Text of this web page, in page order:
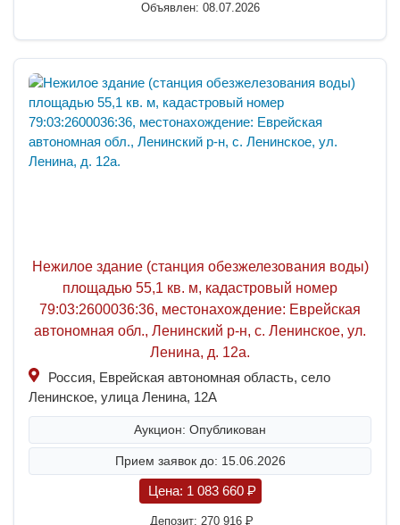
Объявлен: 08.07.2026
Нежилое здание (станция обезжелезования воды)
площадью 55,1 кв. м, кадастровый номер
79:03:2600036:36, местонахождение: Еврейская
автономная обл., Ленинский р-н, с. Ленинское, ул.
Ленина, д. 12а.
Россия, Еврейская автономная область, село
Ленинское, улица Ленина, 12А
Аукцион: Опубликован
Прием заявок до: 15.06.2026
Цена: 1 083 660 P
Депозит: 270 916 P